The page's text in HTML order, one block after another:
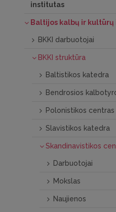
institutas
Baltijos kalbų ir
BKKI darbuotojai
BKKI struktūra
Baltistikos katedra
Bendrosios
Polonistikos centras
Slavistikos katedra
Skandinavistikos
Darbuotojai
Mokslas
Naujienos